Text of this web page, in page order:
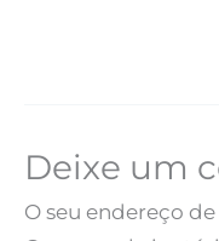
Deixe um
O seu endereço